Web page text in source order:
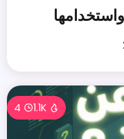
1.1K
4